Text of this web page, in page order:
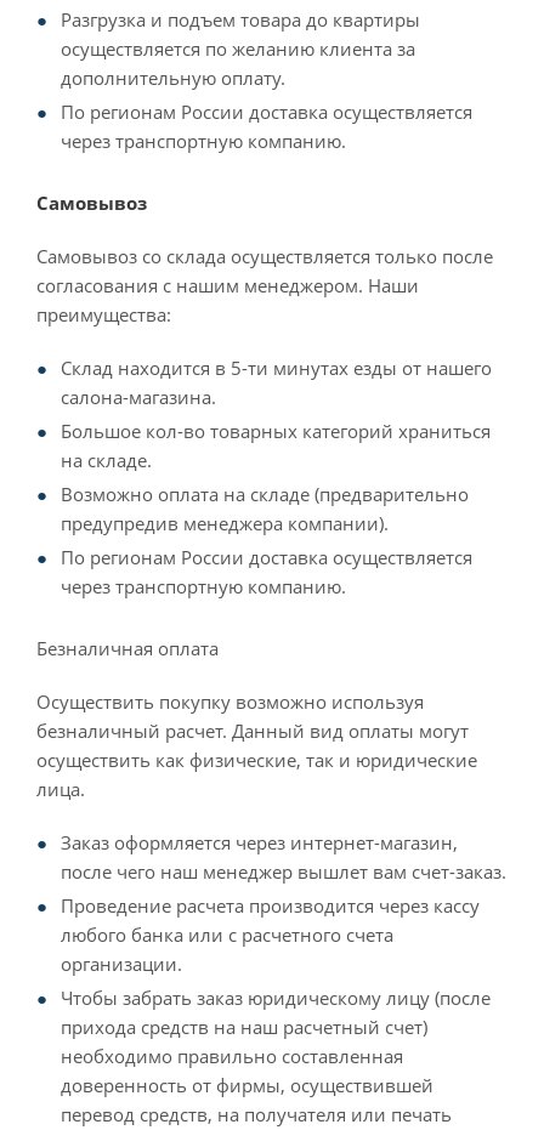
Разгрузка и подъем товара до квартиры
осуществляется по желанию клиента за
дополнительную оплату.
По регионам России доставка осуществляется
через транспортную компанию.
Самовывоз
Самовывоз со склада осуществляется только после
согласования с нашим менеджером. Наши
преимущества:
Склад находится в 5-ти минутах езды от нашего
салона-магазина.
Большое кол-во товарных категорий храниться
на складе.
Возможно оплата на складе (предварительно
предупредив менеджера компании).
По регионам России доставка осуществляется
через транспортную компанию.
Безналичная оплата
Осуществить покупку возможно используя
безналичный расчет. Данный вид оплаты могут
осуществить как физические, так и юридические
лица.
Заказ оформляется через интернет-магазин,
после чего наш менеджер вышлет вам счет-заказ.
Проведение расчета производится через кассу
любого банка или с расчетного счета
организации.
Чтобы забрать заказ юридическому лицу (после
прихода средств на наш расчетный счет)
необходимо правильно составленная
доверенность от фирмы, осуществившей
перевод средств, на получателя или печать